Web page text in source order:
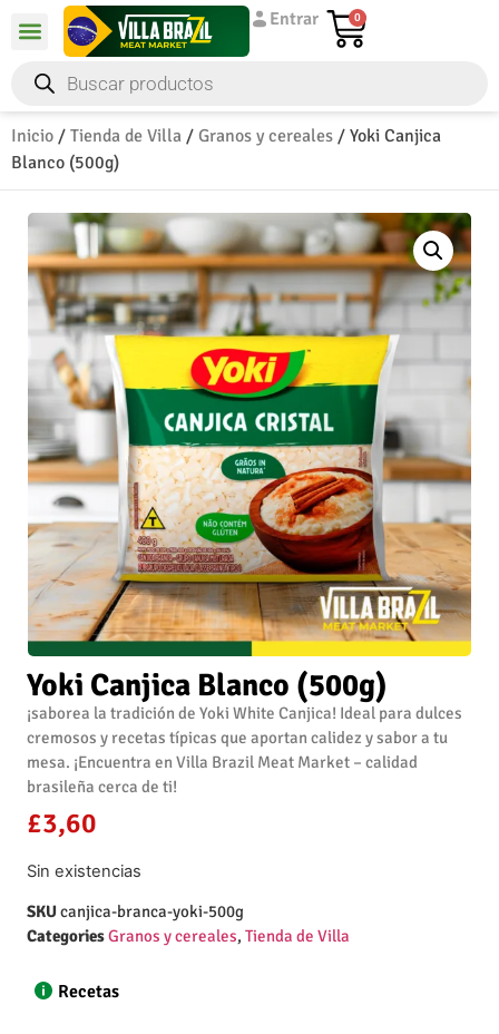
Entrar 0
Inicio / Tienda de Villa / Granos y cereales / Yoki Canjica
Blanco (500g)
Yoki Canjica Blanco (500g)
¡saborea la tradición de Yoki White Canjica! Ideal para dulces
cremosos y recetas típicas que aportan calidez y sabor a tu
mesa. ¡Encuentra en Villa Brazil Meat Market – calidad
brasileña cerca de ti!
£3,60
Sin existencias
SKU canjica-branca-yoki-500g
CategoriesGranos y cereales, Tienda de Villa
Recetas